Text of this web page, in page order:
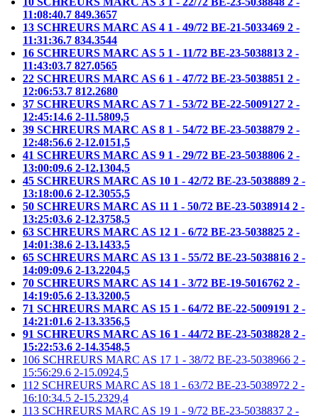
11:08:40.7 849.3657
13 SCHREURS MARC AS 4 1 - 49/72 BE-21-5033469 2 -
11:31:36.7 834.3544
16 SCHREURS MARC AS 5 1 - 11/72 BE-23-5038813 2 -
11:43:03.7 827.0565
22 SCHREURS MARC AS 6 1 - 47/72 BE-23-5038851 2 -
12:06:53.7 812.2680
37 SCHREURS MARC AS 7 1 - 53/72 BE-22-5009127 2 -
12:45:14.6 2-11.5809,5
39 SCHREURS MARC AS 8 1 - 54/72 BE-23-5038879 2 -
12:48:56.6 2-12.0151,5
41 SCHREURS MARC AS 9 1 - 29/72 BE-23-5038806 2 -
13:00:09.6 2-12.1304,5
45 SCHREURS MARC AS 10 1 - 42/72 BE-23-5038889 2 -
13:18:00.6 2-12.3055,5
50 SCHREURS MARC AS 11 1 - 50/72 BE-23-5038914 2 -
13:25:03.6 2-12.3758,5
63 SCHREURS MARC AS 12 1 - 6/72 BE-23-5038825 2 -
14:01:38.6 2-13.1433,5
65 SCHREURS MARC AS 13 1 - 55/72 BE-23-5038816 2 -
14:09:09.6 2-13.2204,5
70 SCHREURS MARC AS 14 1 - 3/72 BE-19-5016762 2 -
14:19:05.6 2-13.3200,5
71 SCHREURS MARC AS 15 1 - 64/72 BE-22-5009191 2 -
14:21:01.6 2-13.3356,5
91 SCHREURS MARC AS 16 1 - 44/72 BE-23-5038828 2 -
15:22:53.6 2-14.3548,5
106 SCHREURS MARC AS 17 1 - 38/72 BE-23-5038966 2 -
15:56:29.6 2-15.0924,5
112 SCHREURS MARC AS 18 1 - 63/72 BE-23-5038972 2 -
16:10:34.5 2-15.2329,4
113 SCHREURS MARC AS 19 1 - 9/72 BE-23-5038837 2 -